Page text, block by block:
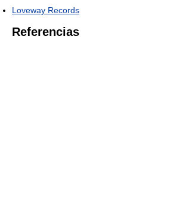
Loveway Records
Referencias